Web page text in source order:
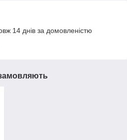
14 днів за домовленістю